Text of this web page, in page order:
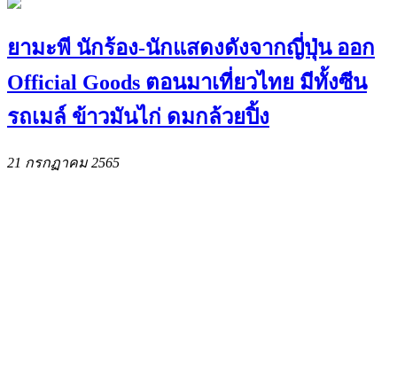
ยามะพี นักร้อง-นักแสดงดังจากญี่ปุ่น ออก
Official Goods ตอนมาเที่ยวไทย มีทั้งซีน
รถเมล์ ข้าวมันไก่ ดมกล้วยปิ้ง
21 กรกฏาคม 2565